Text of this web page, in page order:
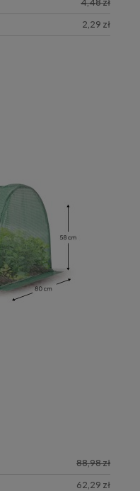
4,48 zł
2,29 zł
88,98 zł
62,29 zł